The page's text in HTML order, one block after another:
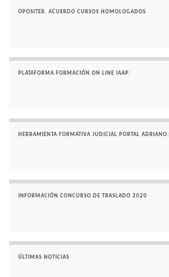
OPOSITER. ACUERDO CURSOS HOMOLOGADOS
PLATAFORMA FORMACIÓN ON LINE IAAP:
HERRAMIENTA FORMATIVA JUDICIAL PORTAL ADRIANO:
INFORMACIÓN CONCURSO DE TRASLADO 2020
ÚLTIMAS NOTICIAS